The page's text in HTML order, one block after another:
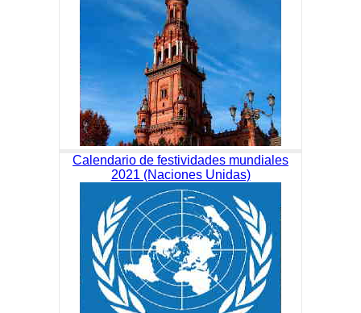
Calendario de festividades mundiales
2021 (Naciones Unidas)